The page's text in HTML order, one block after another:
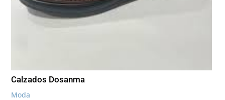
Calzados Dosanma
Moda